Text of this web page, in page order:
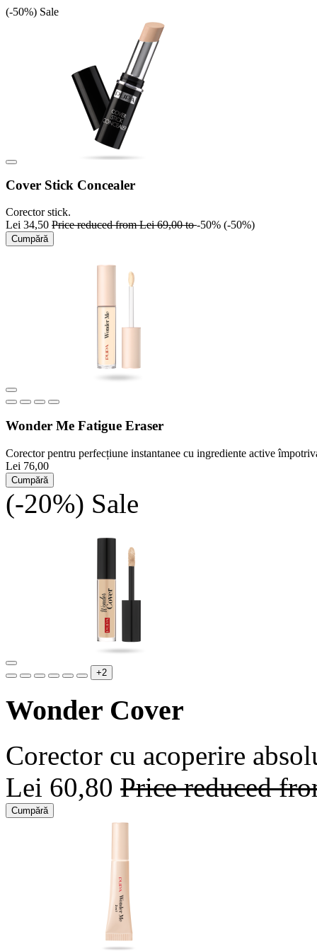
(-50%) Sale
Cover Stick Concealer
Corector stick.
Lei 34,50 Price reduced fromLei 69,00to-50% (-50%)
Cumpără
Wonder Me Fatigue Eraser
Corector pentru perfecțiune instantanee cu ingrediente active
Lei 76,00
Cumpără
(-20%) Sale
+2
Wonder Cover
Corector cu acoperire
Lei 60,80 Price reduced
Cumpără